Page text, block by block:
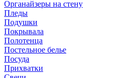
Органайзеры на стену
Пледы
Подушки
Покрывала
Полотенца
Постельное белье
Посуда
Прихватки